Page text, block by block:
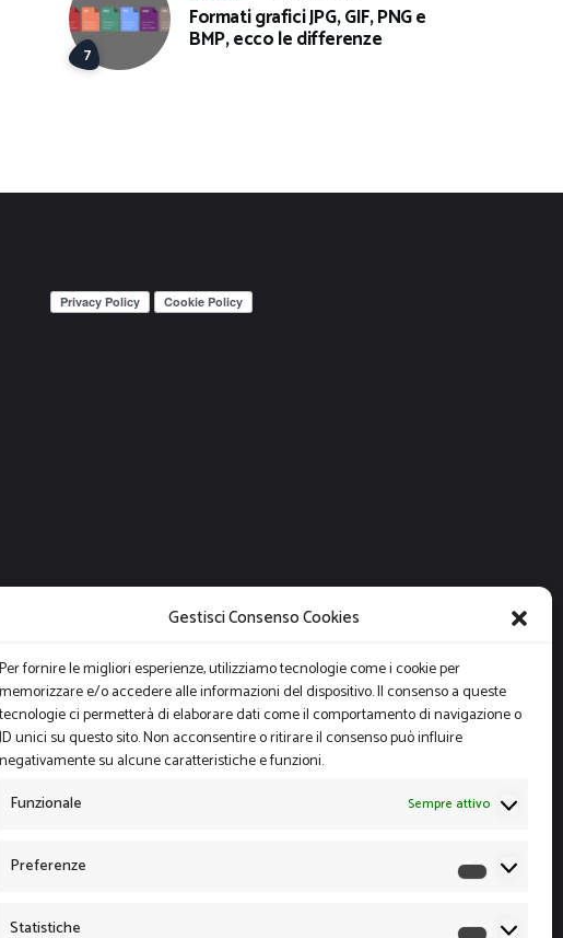
Gestisci Consenso Cookies
Per fornire le migliori esperienze, utilizziamo tecnologie come i cookie per
memorizzare e/o accedere alle informazioni del dispositivo. Il consenso a queste
tecnologie ci permetterà di elaborare dati come il comportamento di navigazione o
ID unici su questo sito. Non acconsentire o ritirare il consenso può influire
negativamente su alcune caratteristiche e funzioni.
Funzionale
Sempre attivo
Preferenze
Statistiche
Formati grafici JPG, GIF, PNG e
BMP, ecco le differenze